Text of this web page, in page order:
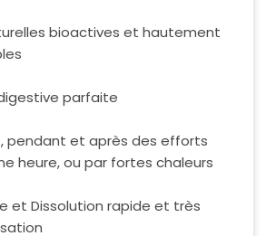
bioactives et hautement
parfaite
pendant et après des efforts
heure, ou par fortes chaleurs
et Dissolution rapide et très